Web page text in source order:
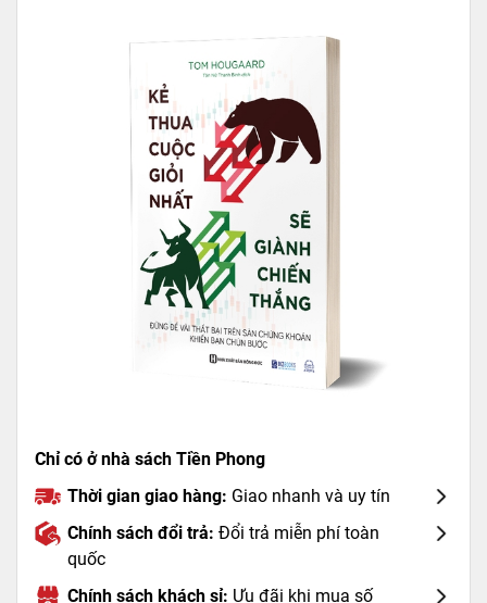
Chỉ có ở nhà sách Tiền Phong
Thời gian giao hàng: Giao nhanh và uy tín
Chính sách đổi trả: Đổi trả miễn phí toàn
quốc
Chính sách khách sỉ: Ưu đãi khi mua số